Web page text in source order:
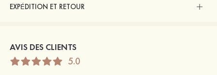
EXPÉDITION ET RETOUR
AVIS DES CLIENTS
5.0